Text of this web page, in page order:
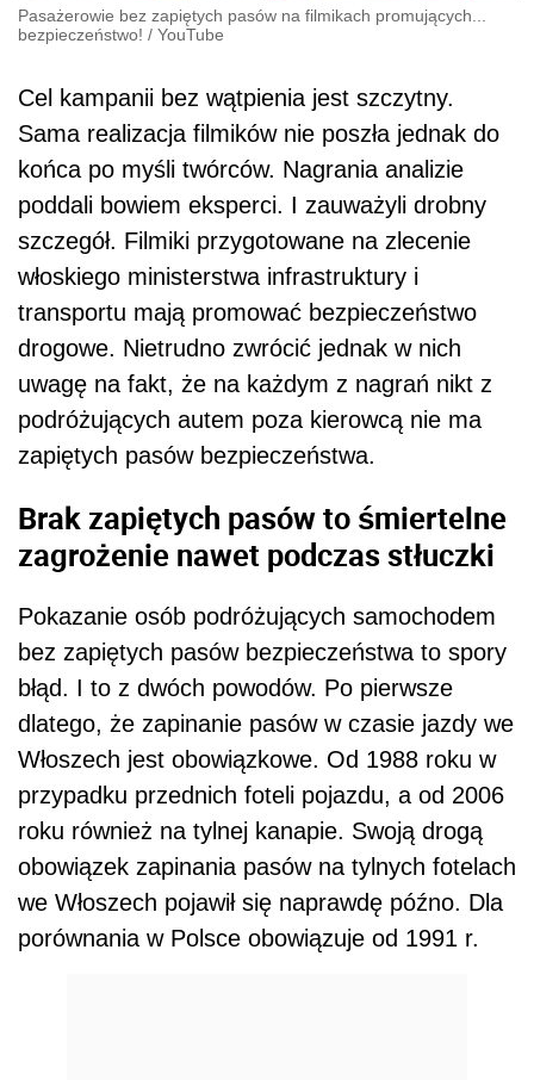
Pasażerowie bez zapiętych pasów na filmikach promujących...
bezpieczeństwo! / YouTube
Cel kampanii bez wątpienia jest szczytny.
Sama realizacja filmików nie poszła jednak do
końca po myśli twórców. Nagrania analizie
poddali bowiem eksperci. I zauważyli drobny
szczegół. Filmiki przygotowane na zlecenie
włoskiego ministerstwa infrastruktury i
transportu mają promować bezpieczeństwo
drogowe. Nietrudno zwrócić jednak w nich
uwagę na fakt, że na każdym z nagrań nikt z
podróżujących autem poza kierowcą nie ma
zapiętych pasów bezpieczeństwa.
Brak zapiętych pasów to śmiertelne
zagrożenie nawet podczas stłuczki
Pokazanie osób podróżujących samochodem
bez zapiętych pasów bezpieczeństwa to spory
błąd. I to z dwóch powodów. Po pierwsze
dlatego, że zapinanie pasów w czasie jazdy we
Włoszech jest obowiązkowe. Od 1988 roku w
przypadku przednich foteli pojazdu, a od 2006
roku również na tylnej kanapie. Swoją drogą
obowiązek zapinania pasów na tylnych fotelach
we Włoszech pojawił się naprawdę późno. Dla
porównania w Polsce obowiązuje od 1991 r.